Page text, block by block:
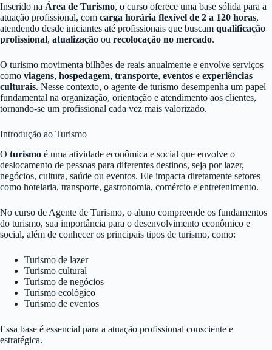
Inserido na Área de Turismo, o curso oferece uma base sólida para a
atuação profissional, com carga horária flexível de 2 a 120 horas,
atendendo desde iniciantes até profissionais que buscam qualificação
profissional, atualização ou recolocação no mercado.
O turismo movimenta bilhões de reais anualmente e envolve serviços
como viagens, hospedagem, transporte, eventos e experiências
culturais. Nesse contexto, o agente de turismo desempenha um papel
fundamental na organização, orientação e atendimento aos clientes,
tornando-se um profissional cada vez mais valorizado.
Introdução ao Turismo
O turismo é uma atividade econômica e social que envolve o
deslocamento de pessoas para diferentes destinos, seja por lazer,
negócios, cultura, saúde ou eventos. Ele impacta diretamente setores
como hotelaria, transporte, gastronomia, comércio e entretenimento.
No curso de Agente de Turismo, o aluno compreende os fundamentos
do turismo, sua importância para o desenvolvimento econômico e
social, além de conhecer os principais tipos de turismo, como:
Turismo de lazer
Turismo cultural
Turismo de negócios
Turismo ecológico
Turismo de eventos
Essa base é essencial para a atuação profissional consciente e
estratégica.